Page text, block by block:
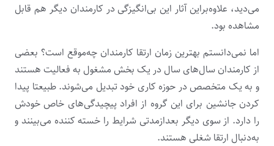
می‌دید، ‌علاوه‌براین آثار این بی‌انگیزگی در کارمندان دیگر هم قابل
مشاهده بود.
اما نمی‌دانستم بهترین زمان ارتقا کارمندان چه‌موقع است؟ بعضی
از کارمندان سال‌های سال در یک بخش مشغول به فعالیت هستند
و به یک متخصص در حوزه کاری خود تبدیل می‌شوند. طبیعتا پیدا
کردن جانشین برای این گروه از افراد پیچیدگی‌های خاص خودش
را دارد. از سوی دیگر بعدازمدتی شرایط را خسته کننده می‌بینند و
به‌دنبال ارتقا شغلی هستند.